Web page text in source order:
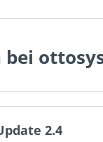
2.4